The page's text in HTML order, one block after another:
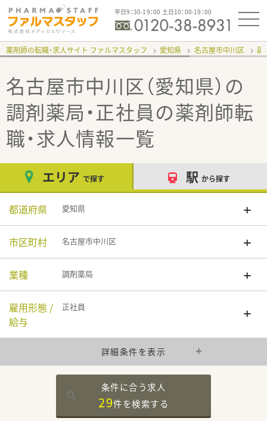
平日9：30-19：00 土日10：00-19：00
薬剤師の転職・求人サイト ファルマスタッフ 愛知県 名古屋市中川区 調
名古屋市中川区（愛知県）の
調剤薬局・正社員の薬剤師転
職・求人情報一覧
エリア で探す 駅 から探す
都道府県 愛知県
市区町村 名古屋市中川区
業種 調剤薬局
雇用形態 /
給与
正社員
詳細条件を表示
条件に合う求人
29件を検索する